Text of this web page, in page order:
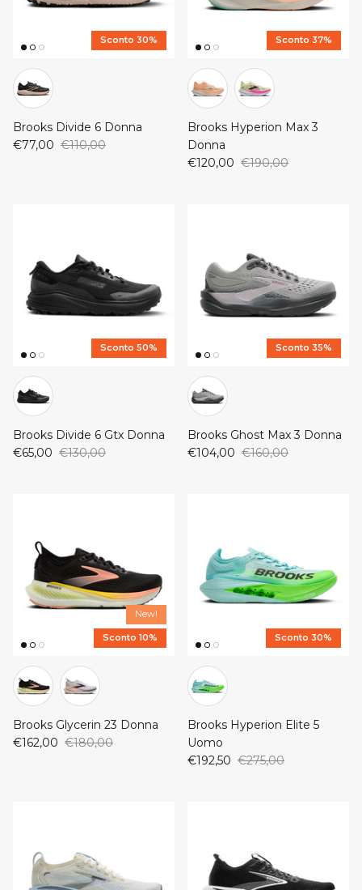
Sconto 30%
Brooks Divide 6 Donna
€77,00 €110,00
Sconto 37%
Brooks Hyperion Max 3
Donna
€120,00 €190,00
Sconto 50%
Brooks Divide 6 Gtx Donna
€65,00 €130,00
Sconto 35%
Brooks Ghost Max 3 Donna
€104,00 €160,00
New!
Sconto 10%
Brooks Glycerin 23 Donna
€162,00 €180,00
Sconto 30%
Brooks Hyperion Elite 5
Uomo
€192,50 €275,00